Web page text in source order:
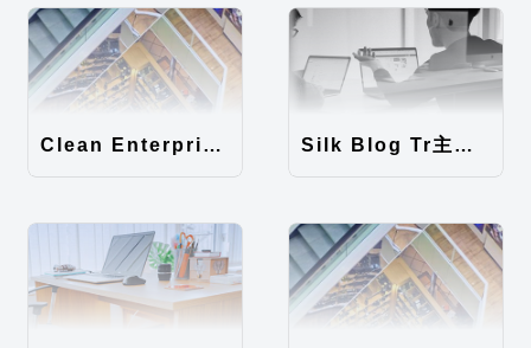
Clean Enterprise主题汉化包 Silk Blog Tr主题汉化包